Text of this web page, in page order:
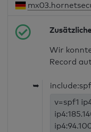
Wir
Record
➥
v=spf1